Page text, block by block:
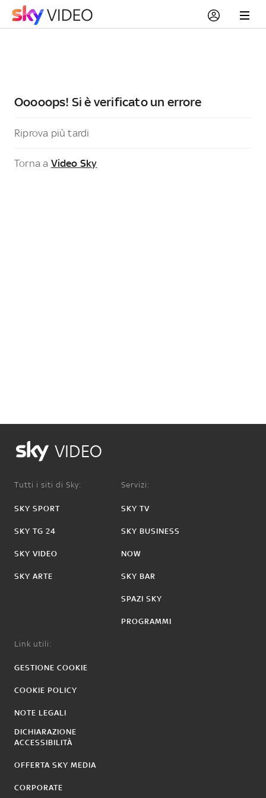
Ooooops! Si è verificato un errore
Riprova più tardi
Torna a Video Sky
VIDEO
Tutti i siti di Sky:
SKY SPORT
SKY TG 24
SKY VIDEO
SKY ARTE
Servizi:
SKY TV
SKY BUSINESS
NOW
SKY BAR
SPAZI SKY
PROGRAMMI
Link utili:
GESTIONE COOKIE
COOKIE POLICY
NOTE LEGALI
DICHIARAZIONE
ACCESSIBILITÀ
OFFERTA SKY MEDIA
CORPORATE